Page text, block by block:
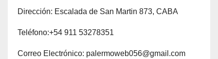
Dirección: Escalada de San Martin 873, CABA
Teléfono:+54 911 53278351
Correo Electrónico: palermoweb056@gmail.com